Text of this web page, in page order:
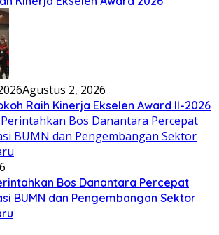
Agustus 2, 2026
Raih Kinerja Ekselen Award II-2026
Bos Danantara Percepat
BUMN dan Pengembangan Sektor